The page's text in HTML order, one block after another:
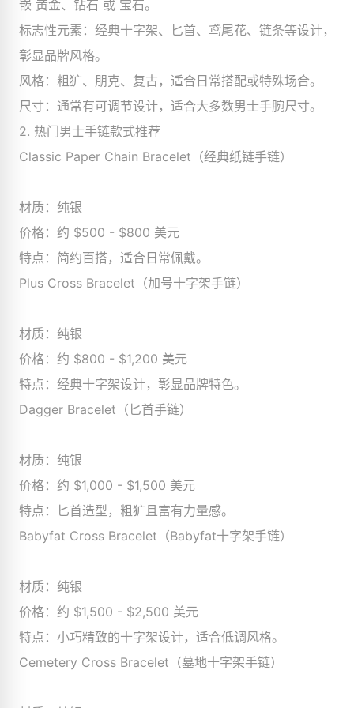
嵌 黄金、钻石 或 宝石。
标志性元素：经典十字架、匕首、鸢尾花、链条等设计，
彰显品牌风格。
风格：粗犷、朋克、复古，适合日常搭配或特殊场合。
尺寸：通常有可调节设计，适合大多数男士手腕尺寸。
2. 热门男士手链款式推荐
Classic Paper Chain Bracelet（经典纸链手链）
材质：纯银
价格：约 $500 - $800 美元
特点：简约百搭，适合日常佩戴。
Plus Cross Bracelet（加号十字架手链）
材质：纯银
价格：约 $800 - $1,200 美元
特点：经典十字架设计，彰显品牌特色。
Dagger Bracelet（匕首手链）
材质：纯银
价格：约 $1,000 - $1,500 美元
特点：匕首造型，粗犷且富有力量感。
Babyfat Cross Bracelet（Babyfat十字架手链）
材质：纯银
价格：约 $1,500 - $2,500 美元
特点：小巧精致的十字架设计，适合低调风格。
Cemetery Cross Bracelet（墓地十字架手链）